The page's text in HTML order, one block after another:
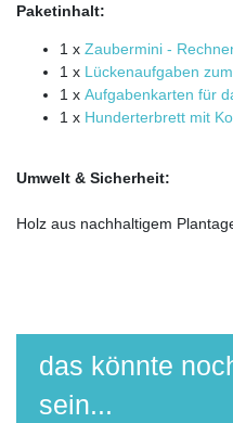
Paketinhalt:
1 x Zaubermini -
1 x Lückenaufgaben
1 x Aufgabenkarten für
1 x Hunderterbrett mit
Umwelt & Sicherheit:
Holz aus nachhaltigem
das könnte
sein...